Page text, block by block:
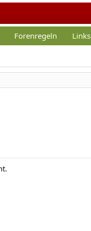
Forenregeln Links